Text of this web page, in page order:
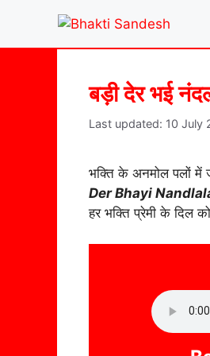
content
बड़ी देर भई
10 July
भक्ति के अनमोल पलों में
Der Bhayi
हर भक्ति प्रेमी के दिल